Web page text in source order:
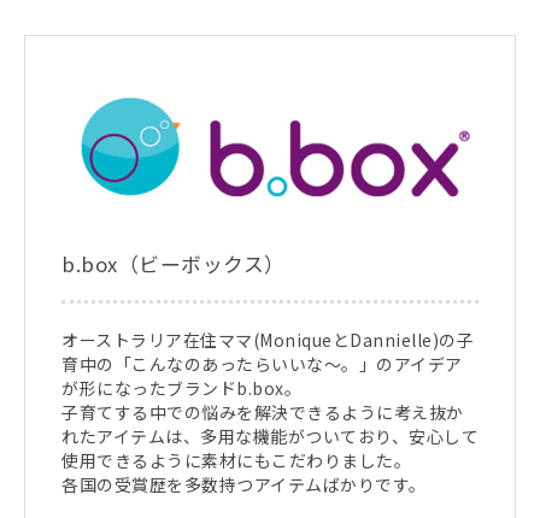
b.box（ビーボックス）
オーストラリア在住ママ(MoniqueとDannielle)の子
育中の「こんなのあったらいいな～。」のアイデア
が形になったブランドb.box。
子育てする中での悩みを解決できるように考え抜か
れたアイテムは、多用な機能がついており、安心して
使用できるように素材にもこだわりました。
各国の受賞歴を多数持つアイテムばかりです。